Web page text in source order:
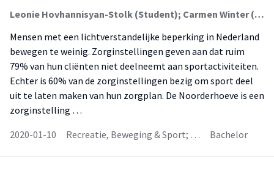
Leonie Hovhannisyan-Stolk (Student); Carmen Winter (Student); Marie-Louise Verhees (Begeleider)
Mensen met een lichtverstandelijke beperking in Nederland
bewegen te weinig. Zorginstellingen geven aan dat ruim
79% van hun cliënten niet deelneemt aan sportactiviteiten.
Echter is 60% van de zorginstellingen bezig om sport deel
uit te laten maken van hun zorgplan. De Noorderhoeve is een
zorginstelling …
2020-01-10
Recreatie, Beweging & Sport; … Bachelor